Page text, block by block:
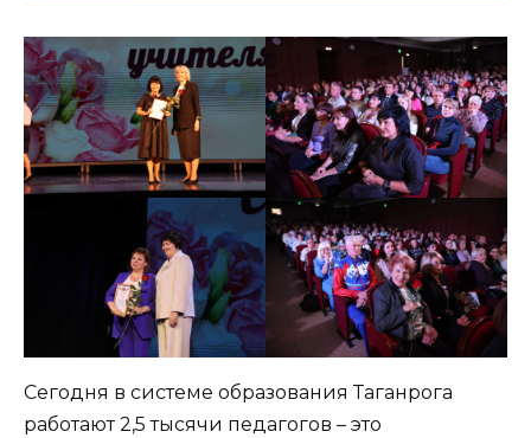
Сегодня в системе образования Таганрога
работают 2,5 тысячи педагогов – это